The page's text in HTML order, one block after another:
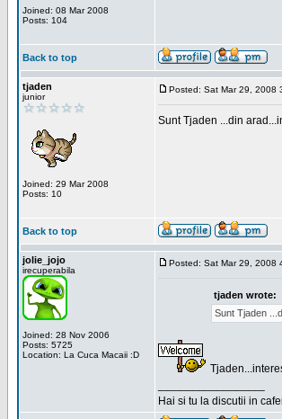
Joined: 08 Mar 2008
Posts: 104
Back to top
tjaden
junior
Joined: 29 Mar 2008
Posts: 10
Posted: Sat Mar 29, 2008
Sunt Tjaden ...din
Back to top
jolie_jojo
irecuperabila
Joined: 28 Nov 2006
Posts: 5725
Location: La Cuca Macaii :D
Posted: Sat Mar 29, 2008
tjaden wrote:
Sunt Tjaden
Hai si tu la discutii in